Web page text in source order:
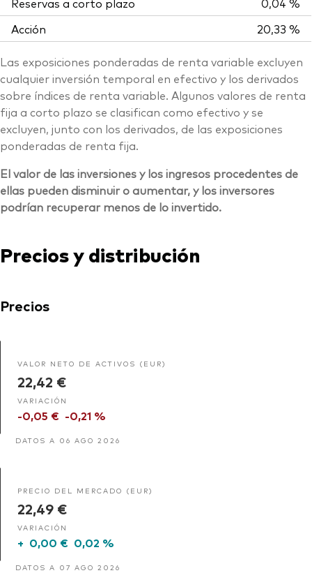
Acción
20,33 %
Las exposiciones ponderadas de renta variable excluyen
cualquier inversión temporal en efectivo y los derivados
sobre índices de renta variable. Algunos valores de renta
fija a corto plazo se clasifican como efectivo y se
excluyen, junto con los derivados, de las exposiciones
ponderadas de renta fija.
El valor de las inversiones y los ingresos procedentes de
ellas pueden disminuir o aumentar, y los inversores
podrían recuperar menos de lo invertido.
Precios y distribución
Precios
VALOR NETO DE ACTIVOS (EUR)
22,42 €
VARIACIÓN
-0,05 € -0,21 %
DATOS A 06 AGO 2026
PRECIO DEL MERCADO (EUR)
22,49 €
VARIACIÓN
+ 0,00 € 0,02 %
DATOS A 07 AGO 2026